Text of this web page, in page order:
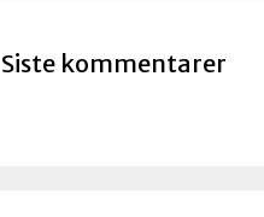
Siste kommentarer